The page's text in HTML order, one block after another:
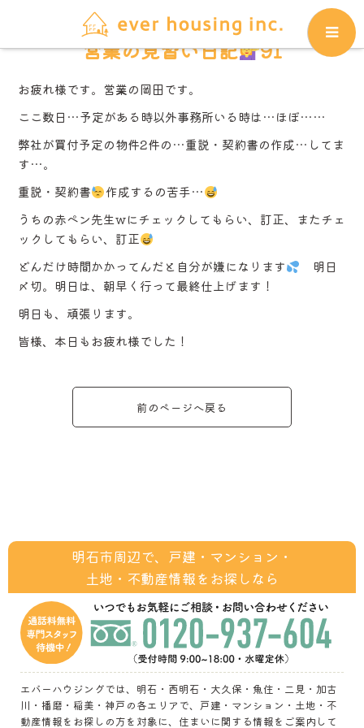
営業の見習い日記 91
お疲れ様です。営業の岡田です。
ここ数日…予定がある時以外事務所いる時は…ほぼ……
弊社が買付予定の物件2件の…重説・契約書の作成…してま
す…。
重説・契約書
作成するの苦手…
うちの赤ペン先生wにチェックしてもらい、訂正、またチェ
ックしてもらい、訂正
どんだけ時間かかってんだと自分が嫌になります
明日
〆切。明日は、朝早く行って最終仕上げます！
明日も、頑張ります。
皆様、本日もお疲れ様でした！
前のページへ戻る
明石市周辺で、戸建・マンション・
土地・不動産情報をお探しなら
エバーハウジングでは、明石・西明石・大久保・魚住・二見・加古
川・播磨・稲美・神戸の各エリアで、戸建・マンション・土地・不
動産情報をお探しの方を対象に、住まいに関する情報をご案内して